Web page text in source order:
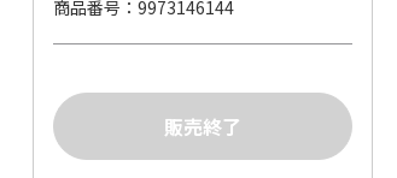
商品番号
9973146144